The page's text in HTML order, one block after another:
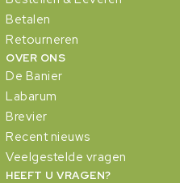
Betalen
Retourneren
OVER ONS
De Banier
Labarum
Brevier
Recent nieuws
Veelgestelde vragen
HEEFT U VRAGEN?